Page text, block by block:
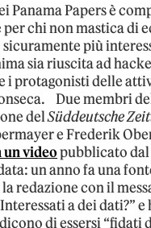
Panama Papers è
per chi non mastica di
sicuramente più
sia riuscita ad
i protagonisti delle
Due membri
delSüddeutsche
e Frederik
un videopubblicato
un anno fa una
redazione con il
a dei dati?”
di essersi “fidati